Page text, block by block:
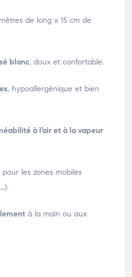
de long x 15 cm de
blanc, doux et confortable.
, hypoallergénique et bien
à l’air et à la vapeur
pour les zones mobiles
à la main ou aux